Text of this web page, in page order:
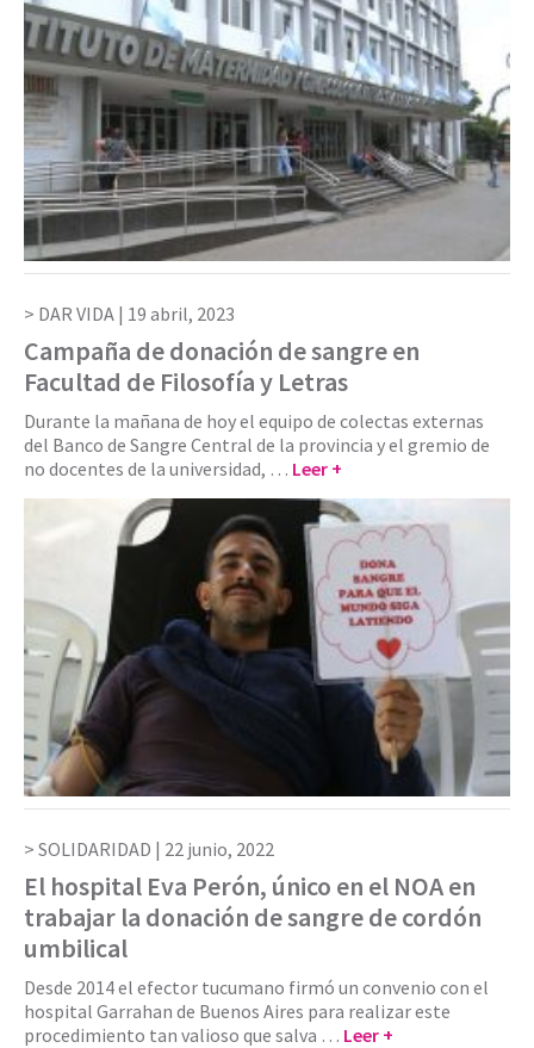
DAR VIDA | 19 abril, 2023
Campaña de donación de sangre en
Facultad de Filosofía y Letras
Durante la mañana de hoy el equipo de colectas externas
del Banco de Sangre Central de la provincia y el gremio de
no docentes de la universidad, … Leer +
SOLIDARIDAD | 22 junio, 2022
El hospital Eva Perón, único en el NOA en
trabajar la donación de sangre de cordón
umbilical
Desde 2014 el efector tucumano firmó un convenio con el
hospital Garrahan de Buenos Aires para realizar este
procedimiento tan valioso que salva … Leer +